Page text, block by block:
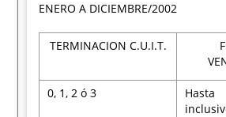
ENERO A DICIEMBRE/2002
TERMINACION C.U.I.T.
0, 1, 2 ó 3